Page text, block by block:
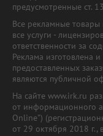
предусмотренные ст.
Все рекламные
все услуги -
ответственности за
Реклама изготовлена
предоставленных
являются публичной
На сайте www.irk.ru
от информационного
Online")
от 29 октября 2018